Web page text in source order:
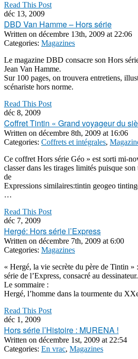
Read This Post
déc 13, 2009
DBD Van Hamme – Hors série
Written on décembre 13th, 2009 at 22:06
Categories: Magazines
Le magazine DBD consacre son Hors
Jean Van Hamme.
Sur 100 pages, on trouvera entretiens,
scénariste hors norme.
Read This Post
déc 8, 2009
Coffret Tintin « Grand voyageur du
Written on décembre 8th, 2009 at 16:06
Categories: Coffrets et intégrales,
Ce coffret Hors série Géo » est sorti mi-
classer dans les tirages limités puisque
de
Expressions similaires:tintin geogeo
…
Read This Post
déc 7, 2009
Hergé: Hors série l’Express
Written on décembre 7th, 2009 at 6:00
Categories: Magazines
« Hergé, la vie secrète du père de Tintin »
série de l’Express, consacré au dessinateur.
Le sommaire :
Hergé, l’homme dans la tourmente du
Read This Post
déc 1, 2009
Hors série l’Histoire : MURENA !
Written on décembre 1st, 2009 at 22:54
Categories: En vrac, Magazines